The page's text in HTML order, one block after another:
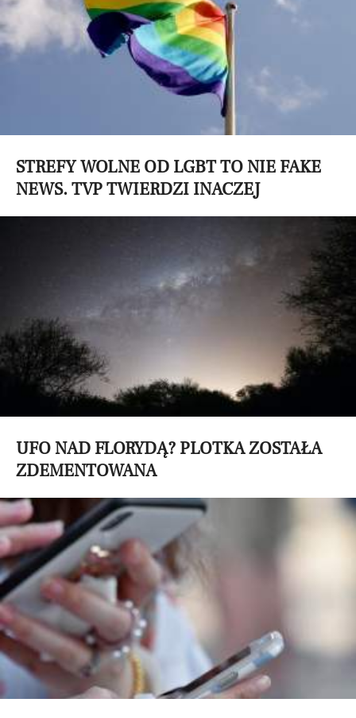
STREFY WOLNE OD LGBT TO NIE FAKE
NEWS. TVP TWIERDZI INACZEJ
UFO NAD FLORYDĄ? PLOTKA ZOSTAŁA
ZDEMENTOWANA